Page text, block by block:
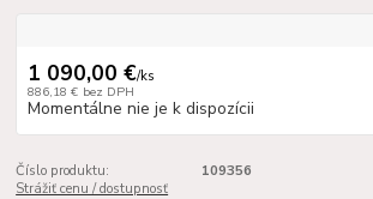
1 090,00 €/ks
886,18 € bez DPH
Momentálne nie je k dispozícii
Číslo produktu:
109356
Strážiť cenu / dostupnosť